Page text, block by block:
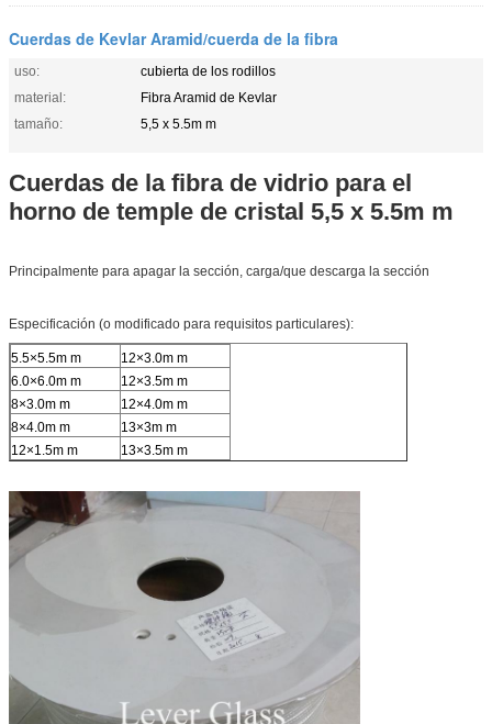
Cuerdas de Kevlar Aramid/cuerda de la fibra
uso:
cubierta de los rodillos
material:
Fibra Aramid de Kevlar
tamaño:
5,5 x 5.5m m
Cuerdas de la fibra de vidrio para el
horno de temple de cristal 5,5 x 5.5m m
Principalmente para apagar la sección, carga/que descarga la sección
Especificación (o modificado para requisitos particulares):
5.5×5.5m m
12×3.0m m
6.0×6.0m m
12×3.5m m
8×3.0m m
12×4.0m m
8×4.0m m
13×3m m
12×1.5m m
13×3.5m m